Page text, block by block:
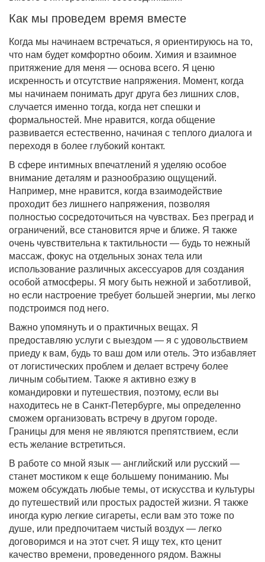
Как мы проведем время вместе
Когда мы начинаем встречаться, я ориентируюсь на то,
что нам будет комфортно обоим. Химия и взаимное
притяжение для меня — основа всего. Я ценю
искренность и отсутствие напряжения. Момент, когда
мы начинаем понимать друг друга без лишних слов,
случается именно тогда, когда нет спешки и
формальностей. Мне нравится, когда общение
развивается естественно, начиная с теплого диалога и
переходя в более глубокий контакт.
В сфере интимных впечатлений я уделяю особое
внимание деталям и разнообразию ощущений.
Например, мне нравится, когда взаимодействие
проходит без лишнего напряжения, позволяя
полностью сосредоточиться на чувствах. Без преград и
ограничений, все становится ярче и ближе. Я также
очень чувствительна к тактильности — будь то нежный
массаж, фокус на отдельных зонах тела или
использование различных аксессуаров для создания
особой атмосферы. Я могу быть нежной и заботливой,
но если настроение требует большей энергии, мы легко
подстроимся под него.
Важно упомянуть и о практичных вещах. Я
предоставляю услуги с выездом — я с удовольствием
приеду к вам, будь то ваш дом или отель. Это избавляет
от логистических проблем и делает встречу более
личным событием. Также я активно езжу в
командировки и путешествия, поэтому, если вы
находитесь не в Санкт-Петербурге, мы определенно
сможем организовать встречу в другом городе.
Границы для меня не являются препятствием, если
есть желание встретиться.
В работе со мной язык — английский или русский —
станет мостиком к еще большему пониманию. Мы
можем обсуждать любые темы, от искусства и культуры
до путешествий или простых радостей жизни. Я также
иногда курю легкие сигареты, если вам это тоже по
душе, или предпочитаем чистый воздух — легко
договоримся и на этот счет. Я ищу тех, кто ценит
качество времени, проведенного рядом. Важны